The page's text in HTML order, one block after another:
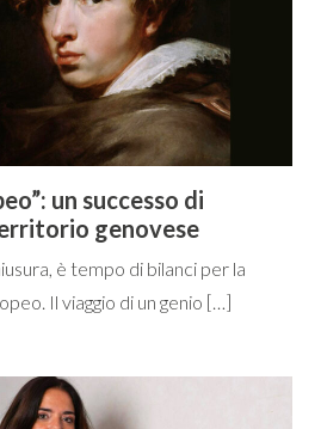
un successo di
genovese
è tempo di bilanci per la
Il viaggio di un genio […]